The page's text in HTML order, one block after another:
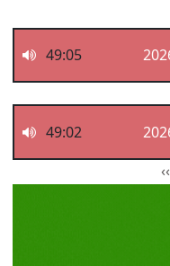
49:05
49:02
الصفحة التالية
››